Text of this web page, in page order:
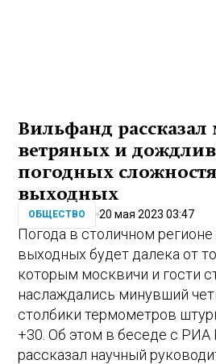
Вильфанд
ветряных и
погодных
выходных
ОБЩЕСТВО 20 мая 2023 03:47
Погода в столичном
выходных будет далека от
которым москвичи и гости
наслаждались минувший
столбики термометров
+30. Об этом в беседе с РИА
рассказал научный